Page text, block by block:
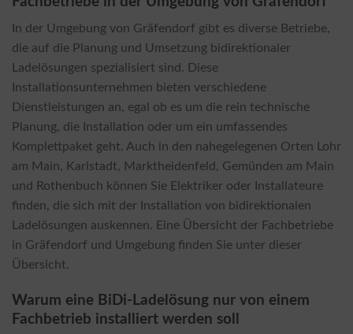
In der Umgebung von Gräfendorf gibt es diverse Betriebe,
die auf die Planung und Umsetzung bidirektionaler
Ladelösungen spezialisiert sind. Diese
Installationsunternehmen bieten verschiedene
Dienstleistungen an, egal ob es um die rein technische
Planung, die Installation oder um ein umfassendes
Komplettpaket geht. Auch in den nahegelegenen Orten Lohr
am Main, Karlstadt, Marktheidenfeld, Gemünden am Main
und Rothenbuch können Sie Elektriker oder Installateure
finden, die sich mit der Installation von bidirektionalen
Ladelösungen auskennen. Eine Übersicht der Fachbetriebe
in Gräfendorf und Umgebung finden Sie unter dieser
Übersicht.
Warum eine BiDi-Ladelösung nur von einem
Fachbetrieb installiert werden soll